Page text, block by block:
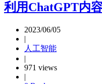
利用ChatGPT内
2023/06/05
|
人工智能
|
971 views
|